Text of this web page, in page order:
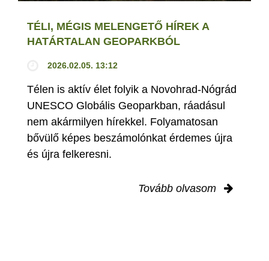
TÉLI, MÉGIS MELENGETŐ HÍREK A
HATÁRTALAN GEOPARKBÓL
2026.02.05. 13:12
Télen is aktív élet folyik a Novohrad-Nógrád
UNESCO Globális Geoparkban, ráadásul
nem akármilyen hírekkel. Folyamatosan
bővülő képes beszámolónkat érdemes újra
és újra felkeresni.
Tovább olvasom